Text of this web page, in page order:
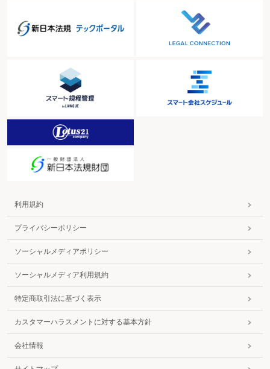
利用規約
プライバシーポリシー
ソーシャルメディアポリシー
ソーシャルメディア利用規約
特定商取引法に基づく表示
カスタマーハラスメントに対する基本方針
会社情報